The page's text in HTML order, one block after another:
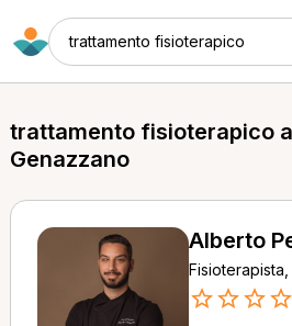
trattamento fisioterapico
trattamento fisioterapico a
Genazzano
Alberto